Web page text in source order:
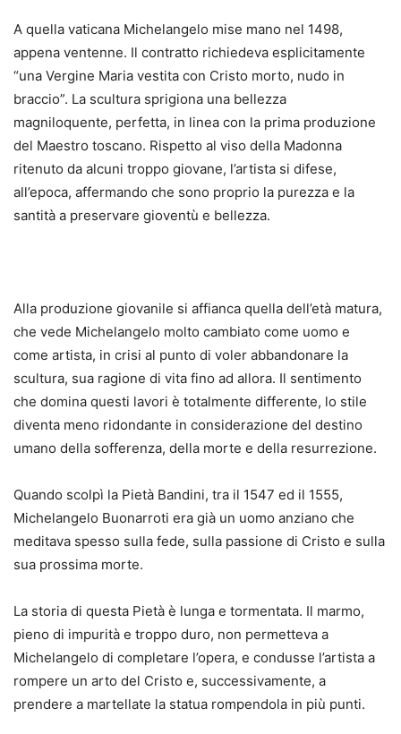
A quella vaticana Michelangelo mise mano nel 1498,
appena ventenne. Il contratto richiedeva esplicitamente
“una Vergine Maria vestita con Cristo morto, nudo in
braccio”. La scultura sprigiona una bellezza
magniloquente, perfetta, in linea con la prima produzione
del Maestro toscano. Rispetto al viso della Madonna
ritenuto da alcuni troppo giovane, l’artista si difese,
all’epoca, affermando che sono proprio la purezza e la
santità a preservare gioventù e bellezza.
Alla produzione giovanile si affianca quella dell’età matura,
che vede Michelangelo molto cambiato come uomo e
come artista, in crisi al punto di voler abbandonare la
scultura, sua ragione di vita fino ad allora. Il sentimento
che domina questi lavori è totalmente differente, lo stile
diventa meno ridondante in considerazione del destino
umano della sofferenza, della morte e della resurrezione.
Quando scolpì la Pietà Bandini, tra il 1547 ed il 1555,
Michelangelo Buonarroti era già un uomo anziano che
meditava spesso sulla fede, sulla passione di Cristo e sulla
sua prossima morte.
La storia di questa Pietà è lunga e tormentata. Il marmo,
pieno di impurità e troppo duro, non permetteva a
Michelangelo di completare l’opera, e condusse l’artista a
rompere un arto del Cristo e, successivamente, a
prendere a martellate la statua rompendola in più punti.